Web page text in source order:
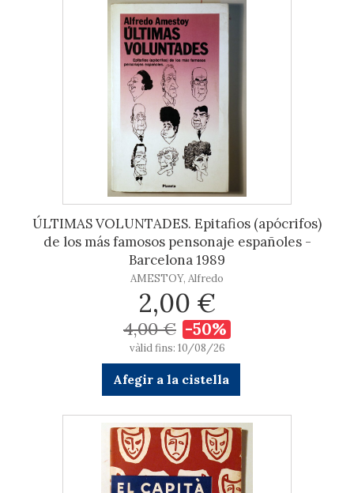
ÚLTIMAS VOLUNTADES. Epitafios (apócrifos)
de los más famosos pensonaje españoles -
Barcelona 1989
AMESTOY, Alfredo
2,00 €
4,00 € -50%
vàlid fins: 10/08/26
Afegir a la cistella